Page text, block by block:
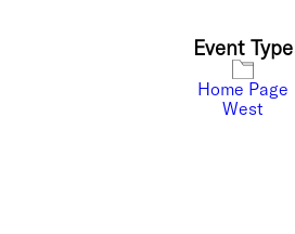
Event Type
Home Page
West